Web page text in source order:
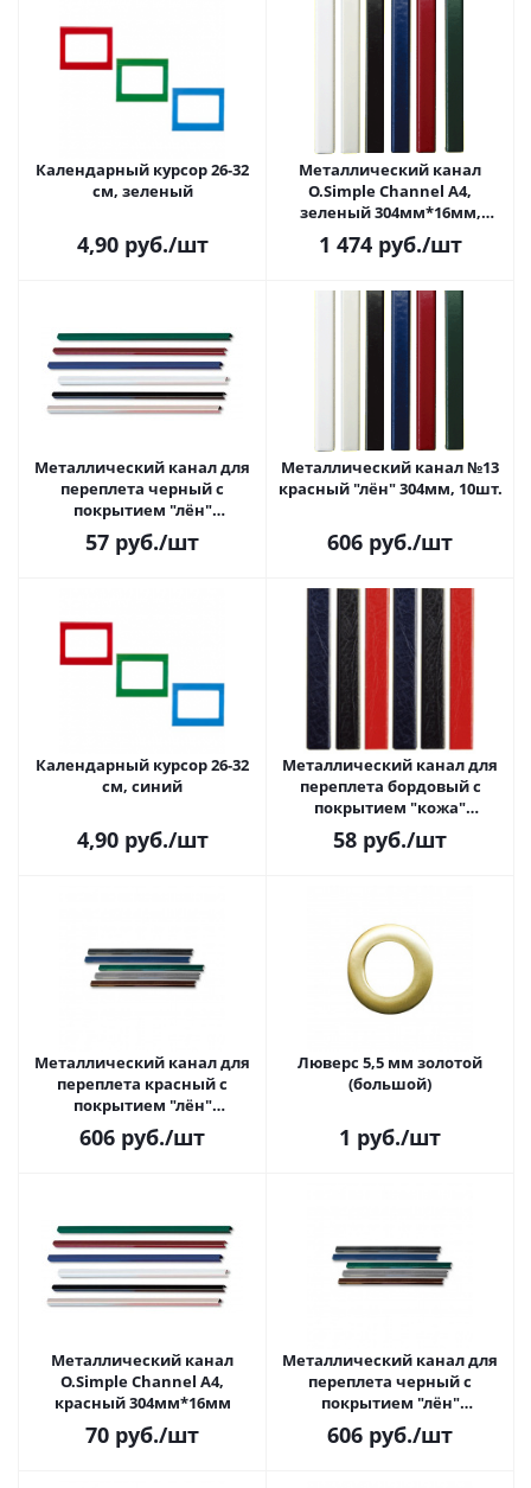
Календарный курсор 26-32
см, зеленый
4,90руб./шт
Металлический канал
O.Simple Channel А4,
зеленый 304мм*16мм,
25шт.
1 474руб./шт
Металлический канал для
переплета черный с
покрытием "лён"
304мм*32мм, 1 шт.
57 руб./шт
Металлический канал №13
красный "лён" 304мм, 10шт.
606 руб./шт
Календарный курсор 26-32
см, синий
4,90руб./шт
Металлический канал для
переплета бордовый с
покрытием "кожа"
304мм*13мм
58 руб./шт
Металлический канал для
переплета красный с
покрытием "лён"
304мм*20мм, 10 шт.
606 руб./шт
Люверс 5,5 мм золотой
(большой)
1 руб./шт
Металлический канал
O.Simple Channel А4,
красный 304мм*16мм
70 руб./шт
Металлический канал для
переплета черный с
покрытием "лён"
304мм*16мм, 10 шт.
606 руб./шт